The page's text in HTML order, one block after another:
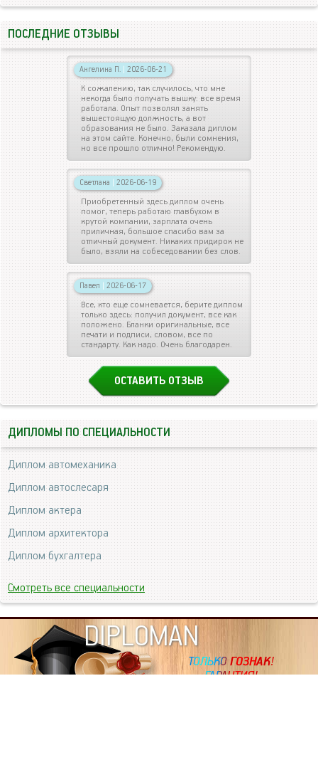
ПОСЛЕДНИЕ ОТЗЫВЫ
Ангелина П. | 2026-06-21
К сожалению, так случилось, что мне
некогда было получать вышку: все время
работала. Опыт позволял занять
вышестоящую должность, а вот
образования не было. Заказала диплом
на этом сайте. Конечно, были сомнения,
но все прошло отлично! Рекомендую.
Светлана | 2026-06-19
Приобретенный здесь диплом очень
помог, теперь работаю главбухом в
крутой компании, зарплата очень
приличная, большое спасибо вам за
отличный документ. Никаких придирок не
было, взяли на собеседовании без слов.
Павел | 2026-06-17
Все, кто еще сомневается, берите диплом
только здесь: получил документ, все как
положено. Бланки оригинальные, все
печати и подписи, словом, все по
стандарту. Как надо. Очень благодарен.
ОСТАВИТЬ ОТЗЫВ
ДИПЛОМЫ ПО СПЕЦИАЛЬНОСТИ
Диплом автомеханика
Диплом автослесаря
Диплом актера
Диплом архитектора
Диплом бухгалтера
Смотреть все специальности
DIPLOMAN